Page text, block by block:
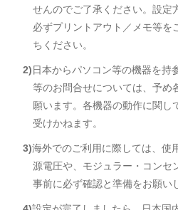
せんのでご了承ください。設定
必ずプリントアウト／メモ等を
ちください。
2)日本からパソコン等の機器を持
等のお問合せについては、予め
願います。各機器の動作に関し
受けかねます。
3)海外でのご利用に際しては、使
源電圧や、モジュラー・コンセ
事前に必ず確認と準備をお願い